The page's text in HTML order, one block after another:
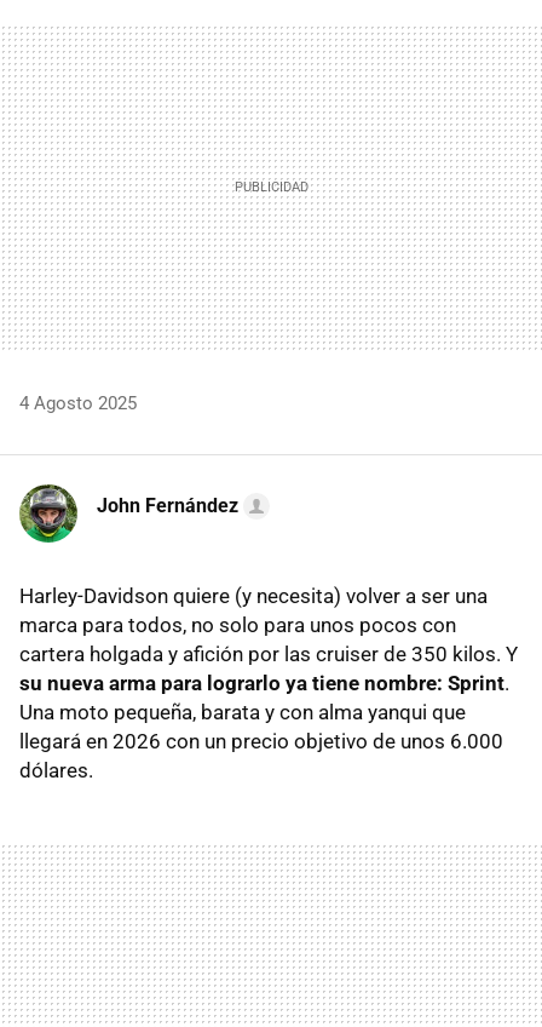
MAIL
4 Agosto 2025
John Fernández
Harley-Davidson quiere (y necesita) volver a ser una
marca para todos, no solo para unos pocos con
cartera holgada y afición por las cruiser de 350 kilos. Y
su nueva arma para lograrlo ya tiene nombre: Sprint.
Una moto pequeña, barata y con alma yanqui que
llegará en 2026 con un precio objetivo de unos 6.000
dólares.